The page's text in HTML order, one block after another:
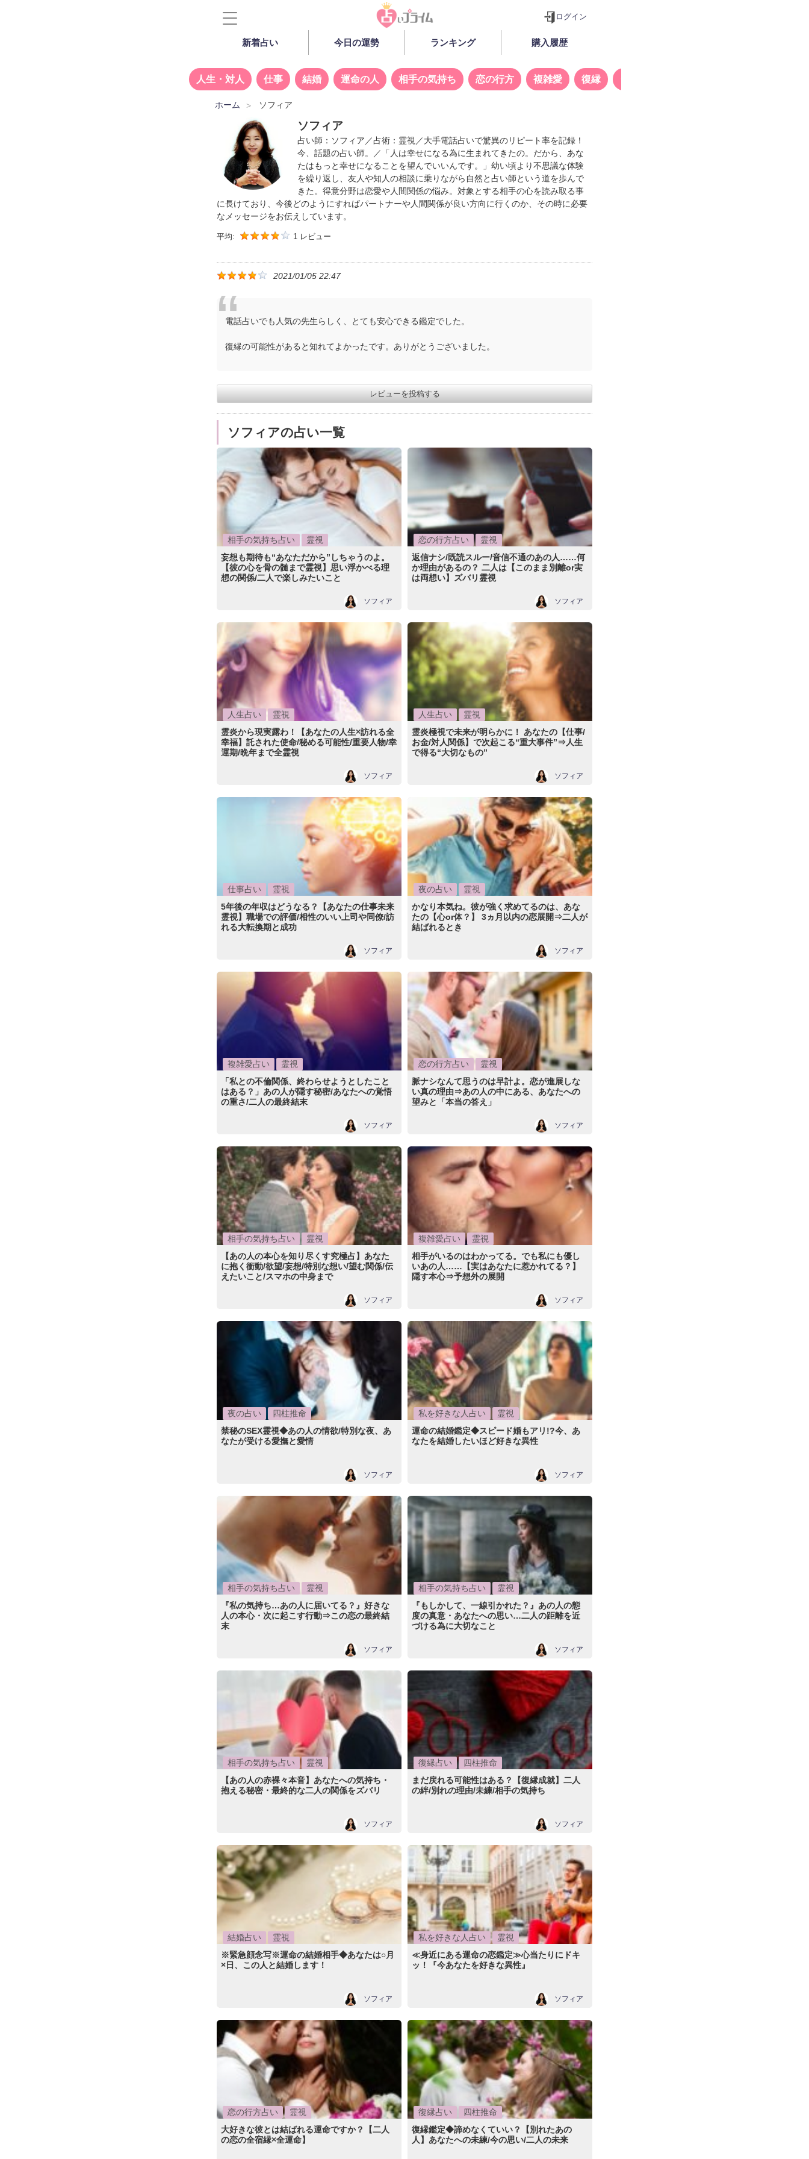
ログイン
新着占い 今日の運勢 ランキング 購入履歴
人生・対人 仕事 結婚 運命の人 相手の気持ち 恋の行方 複雑愛 復縁
ホーム ソフィア
ソフィア
占い師： ソフィア ／占術：霊視／大手電話占いで驚異のリピート率を記録！
今、話題の占い師。／「人は幸せになる為に生まれてきたの。だから、あな
たはもっと幸せになることを望んでいいんです。」幼い頃より不思議な体験
を繰り返し、友人や知人の相談に乗りながら自然と占い師という道を歩んで
きた。得意分野は恋愛や人間関係の悩み。対象とする相手の心を読み取る事
に長けており、今後どのようにすればパートナーや人間関係が良い方向に行くのか、その時に必要
なメッセージをお伝えしています。
平均: 1 レビュー
2021/01/05 22:47
電話占いでも人気の先生らしく、とても安心できる鑑定でした。
復縁の可能性があると知れてよかったです。ありがとうございました。
レビューを投稿する
ソフィアの占い一覧
相手の気持ち占い
霊視
妄想も期待も“あなただから”しちゃうのよ。
【彼の心を骨の髄まで霊視】思い浮かべる理
想の関係/二人で楽しみたいこと
ソフィア
恋の行方占い
霊視
返信ナシ/既読スルー/音信不通のあの人……何
か理由があるの？ 二人は【このまま別離or実
は両想い】ズバリ霊視
ソフィア
人生占い
霊視
霊炎から現実露わ！【あなたの人生×訪れる全
幸福】託された使命/秘める可能性/重要人物/幸
運期/晩年まで全霊視
ソフィア
人生占い
霊視
霊炎極視で未来が明らかに！ あなたの【仕事/
お金/対人関係】で次起こる“重大事件”⇒人生
で得る“大切なもの”
ソフィア
仕事占い
霊視
5年後の年収はどうなる？【あなたの仕事未来
霊視】職場での評価/相性のいい上司や同僚/訪
れる大転換期と成功
ソフィア
夜の占い
霊視
かなり本気ね。彼が強く求めてるのは、あな
たの【心or体？】 3ヵ月以内の恋展開⇒二人が
結ばれるとき
ソフィア
複雑愛占い
霊視
「私との不倫関係、終わらせようとしたこと
はある？」あの人が隠す秘密/あなたへの覚悟
の重さ/二人の最終結末
ソフィア
恋の行方占い
霊視
脈ナシなんて思うのは早計よ。恋が進展しな
い真の理由⇒あの人の中にある、あなたへの
望みと「本当の答え」
ソフィア
相手の気持ち占い
霊視
【あの人の本心を知り尽くす究極占】あなた
に抱く衝動/欲望/妄想/特別な想い/望む関係/伝
えたいこと/スマホの中身まで
ソフィア
複雑愛占い
霊視
相手がいるのはわかってる。でも私にも優し
いあの人……【実はあなたに惹かれてる？】
隠す本心⇒予想外の展開
ソフィア
夜の占い
四柱推命
禁秘のSEX霊視◆あの人の情欲/特別な夜、あ
なたが受ける愛撫と愛情
ソフィア
私を好きな人占い
霊視
運命の結婚鑑定◆スピード婚もアリ!?今、あ
なたを結婚したいほど好きな異性
ソフィア
相手の気持ち占い
霊視
『私の気持ち…あの人に届いてる？』好きな
人の本心・次に起こす行動⇒この恋の最終結
末
ソフィア
相手の気持ち占い
霊視
『もしかして、一線引かれた？』あの人の態
度の真意・あなたへの思い…二人の距離を近
づける為に大切なこと
ソフィア
相手の気持ち占い
霊視
【あの人の赤裸々本音】あなたへの気持ち・
抱える秘密・最終的な二人の関係をズバリ
ソフィア
復縁占い
四柱推命
まだ戻れる可能性はある？【復縁成就】二人
の絆/別れの理由/未練/相手の気持ち
ソフィア
結婚占い
霊視
※緊急顔念写※運命の結婚相手◆あなたは○月
×日、この人と結婚します！
ソフィア
私を好きな人占い
霊視
≪身近にある運命の恋鑑定≫心当たりにドキ
ッ！『今あなたを好きな異性』
ソフィア
恋の行方占い
霊視
大好きな彼とは結ばれる運命ですか？【二人
の恋の全宿縁×全運命】
復縁占い
四柱推命
復縁鑑定◆諦めなくていい？【別れたあの
人】あなたへの未練/今の思い/二人の未来